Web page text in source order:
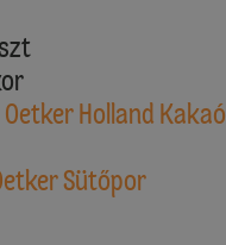
Oetker Holland Kakaó
Sütőpor